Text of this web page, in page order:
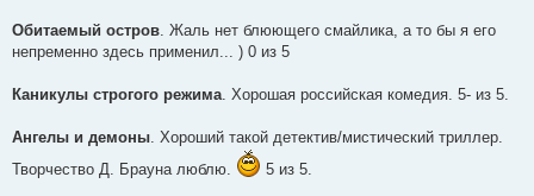
Обитаемый остров. Жаль нет блюющего смайлика, а то бы я его
непременно здесь применил... ) 0 из 5
Каникулы строгого режима. Хорошая российская комедия. 5- из 5.
Ангелы и демоны. Хороший такой детектив/мистический триллер.
Творчество Д. Брауна люблю.
5 из 5.